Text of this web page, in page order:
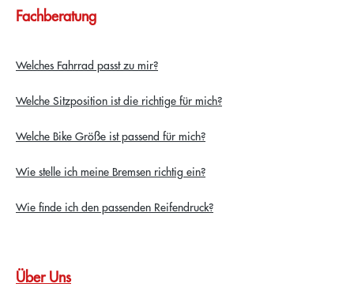
Fachberatung
Welches Fahrrad passt zu mir?
Welche Sitzposition ist die richtige für mich?
Welche Bike Größe ist passend für mich?
Wie stelle ich meine Bremsen richtig ein?
Wie finde ich den passenden Reifendruck?
Über Uns